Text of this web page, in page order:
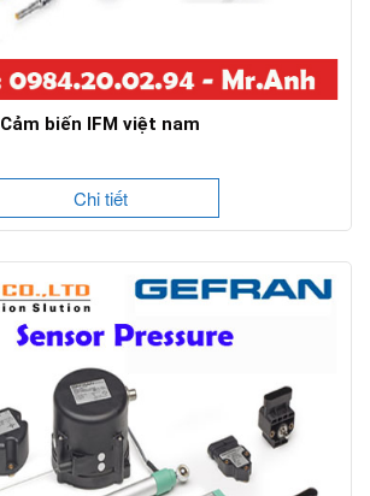
Cảm biến IFM việt nam
Chi tiết